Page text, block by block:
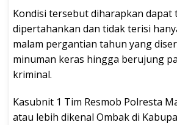
Kondisi tersebut diharapkan dapat
dipertahankan dan tidak terisi
malam pergantian tahun yang
minuman keras hingga berujung
kriminal.
Kasubnit 1 Tim Resmob Polresta
atau lebih dikenal Ombak di